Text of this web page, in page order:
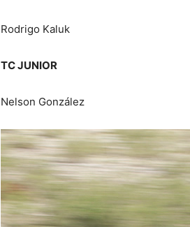
Rodrigo Kaluk
TC JUNIOR
Nelson González